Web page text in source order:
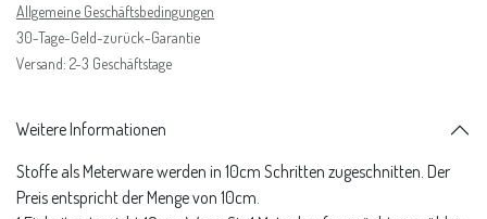
Allgemeine Geschäftsbedingungen
30-Tage-Geld-zurück-Garantie
Versand: 2-3 Geschäftstage
Weitere Informationen
Stoffe als Meterware werden in 10cm Schritten zugeschnitten. Der
Preis entspricht der Menge von 10cm.